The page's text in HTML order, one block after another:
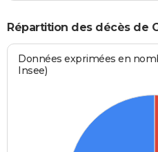
Répartition des décès de
Données exprimées en
Insee)